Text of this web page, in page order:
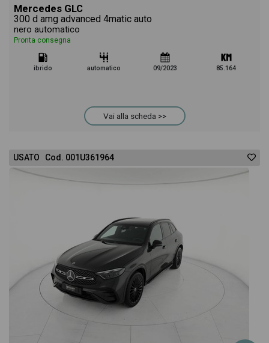
Mercedes GLC
300 d amg advanced 4matic auto
nero automatico
Pronta consegna
ibrido automatico 09/2023 85.164
Vai alla scheda >>
USATO Cod. 001U361964